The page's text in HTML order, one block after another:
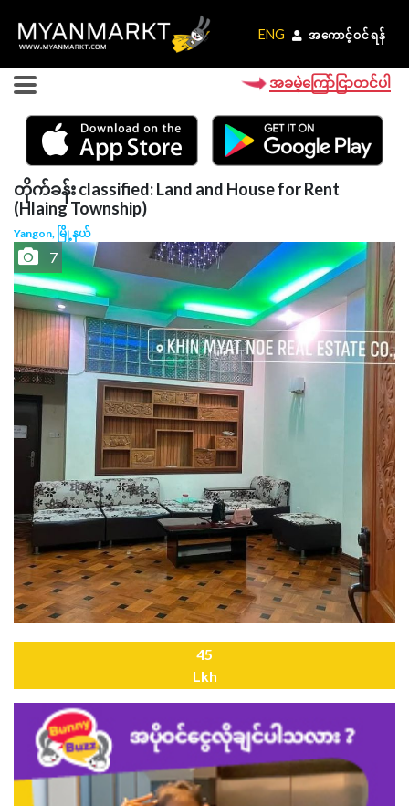
ENG အကောင့်ဝင်ရန်
ENG အကောင့်ဝင်ရန်
အခမဲ့ကြော်ငြာတင်ပါ
တိုက်ခန်း classified: Land and House for Rent
(Hlaing Township)
Yangon, မြို့နယ်
7
45
Lkh